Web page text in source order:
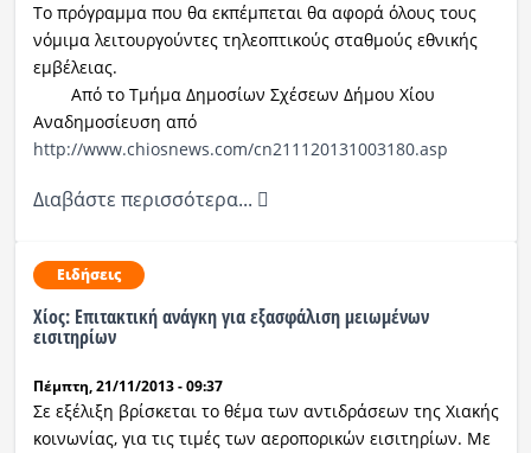
Το πρόγραμμα που θα εκπέμπεται θα αφορά όλους τους
νόμιμα λειτουργούντες τηλεοπτικούς σταθμούς εθνικής
εμβέλειας.
Από το Τμήμα Δημοσίων Σχέσεων Δήμου Χίου
Aναδημοσίευση από
http://www.chiosnews.com/cn211120131003180.asp
Διαβάστε περισσότερα...
Ειδήσεις
Χίος: Επιτακτική ανάγκη για εξασφάλιση μειωμένων
εισιτηρίων
Πέμπτη, 21/11/2013 - 09:37
Σε εξέλιξη βρίσκεται το θέμα των αντιδράσεων της Χιακής
κοινωνίας, για τις τιμές των αεροπορικών εισιτηρίων. Με